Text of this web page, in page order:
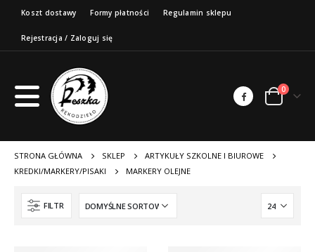
Koszt dostawy Formy płatności Regulamin sklepu
Rejestracja / Zaloguj się
0
STRONA GŁÓWNA SKLEP
ARTYKUŁY SZKOLNE I BIUROWE
KREDKI/MARKERY/PISAKI
MARKERY OLEJNE
FILTR